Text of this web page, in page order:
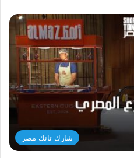
شارك تانك مصر